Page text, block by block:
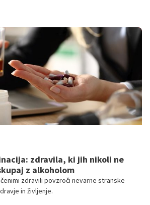
zdravila, ki jih nikoli ne
z alkoholom
zdravili povzroči nevarne stranske
in življenje.